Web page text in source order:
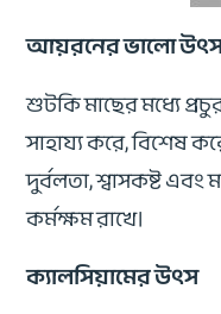
আয়রনের ভালো
শুটকি মাছের মধ্যে
সাহায্য করে, বিশেষ
দুর্বলতা, শ্বাসকষ্ট
কর্মক্ষম রাখে।
ক্যালসিয়ামের উৎস